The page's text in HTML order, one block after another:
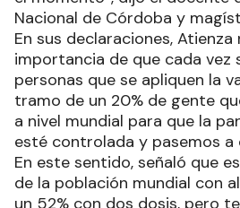
Nacional de Córdoba y
En sus declaraciones,
importancia de que cada vez
personas que se apliquen la
tramo de un 20% de gente
a nivel mundial para que la
esté controlada y pasemos a
En este sentido, señaló que
de la población mundial con
un 52% con dos dosis, pero